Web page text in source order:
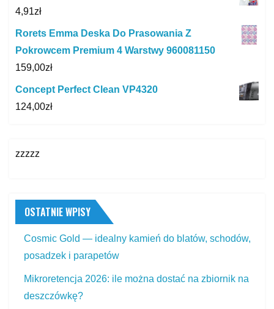
4,91zł
Rorets Emma Deska Do Prasowania Z
Pokrowcem Premium 4 Warstwy 960081150
159,00zł
Concept Perfect Clean VP4320
124,00zł
zzzzz
OSTATNIE WPISY
Cosmic Gold — idealny kamień do blatów, schodów,
posadzek i parapetów
Mikroretencja 2026: ile można dostać na zbiornik na
deszczówkę?